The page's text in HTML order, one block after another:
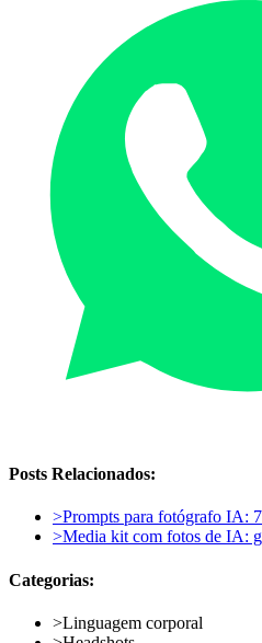
Posts Relacionados:
>Prompts para fotógrafo IA:
>Media kit com fotos de IA:
Categorias:
>Linguagem corporal